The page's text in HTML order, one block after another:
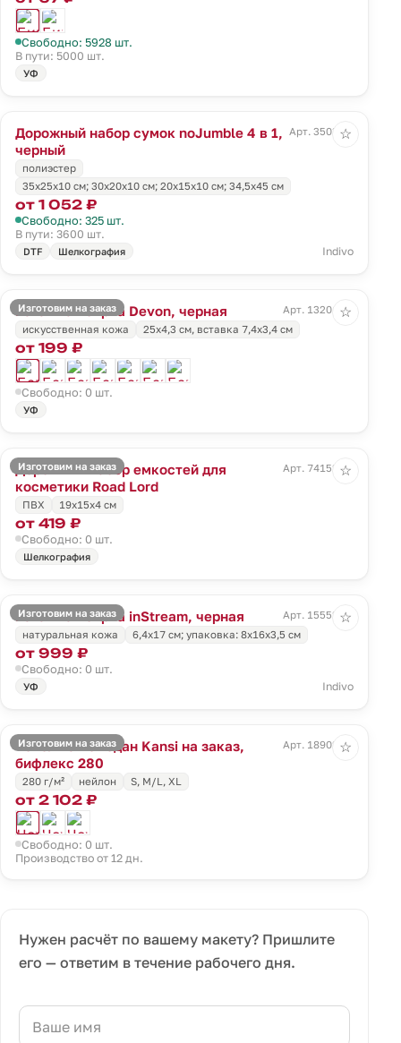
Свободно: 5928 шт.
В пути: 5000 шт.
УФ
Дорожный набор сумок noJumble 4 в 1,
черный
Арт. 3503.30
полиэстер
35х25х10 см; 30х20х10 см; 20х15х10 см; 34,5х45 см
от 1 052 ₽
Свободно: 325 шт.
В пути: 3600 шт.
DTF Шелкография Indivo
☆
Изготовим на заказ
Багажная бирка Devon, черная
Арт. 13201.30
искусственная кожа
25х4,3 см, вставка 7,4x3,4 см
от 199 ₽
Свободно: 0 шт.
УФ
☆
Изготовим на заказ
Дорожный набор емкостей для
косметики Road Lord
Арт. 74152.00
ПВХ 19x15x4 см
от 419 ₽
Свободно: 0 шт.
Шелкография
☆
Изготовим на заказ
Багажная бирка inStream, черная
Арт. 15552.30
натуральная кожа
6,4х17 см; упаковка: 8х16х3,5 см
от 999 ₽
Свободно: 0 шт.
УФ Indivo
☆
Изготовим на заказ
Чехол на чемодан Kansi на заказ,
бифлекс 280
Арт. 18902.01
280 г/м² нейлон S, M/L, XL
от 2 102 ₽
Свободно: 0 шт.
Производство от 12 дн.
☆
Нужен расчёт по вашему макету? Пришлите
его — ответим в течение рабочего дня.